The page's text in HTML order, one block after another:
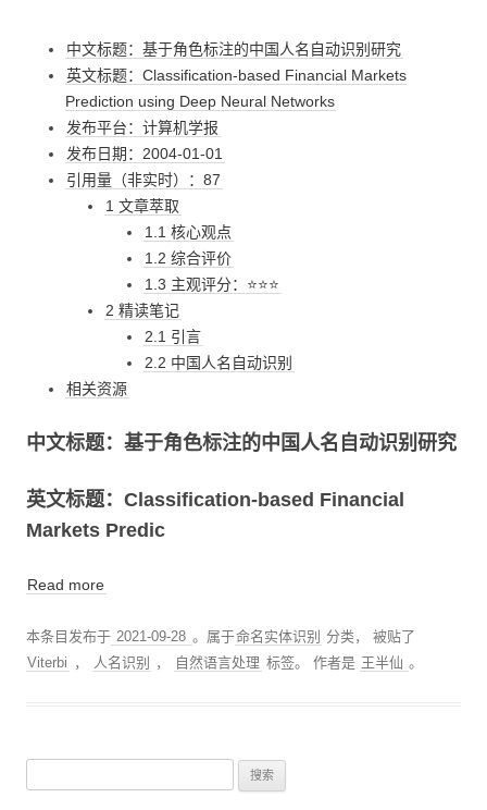
中文标题：基于角色标注的中国人名自动识别研究
英文标题：Classification-based Financial Markets
Prediction using Deep Neural Networks
发布平台：计算机学报
发布日期：2004-01-01
引用量（非实时）：87
1 文章萃取
1.1 核心观点
1.2 综合评价
1.3 主观评分：⭐⭐⭐
2 精读笔记
2.1 引言
2.2 中国人名自动识别
相关资源
中文标题：基于角色标注的中国人名自动识别研究
英文标题：Classification-based Financial
Markets Predic
Read more
本条目发布于 2021-09-28 。属于命名实体识别 分类， 被贴了
Viterbi ， 人名识别 ， 自然语言处理 标签。 作者是 王半仙 。